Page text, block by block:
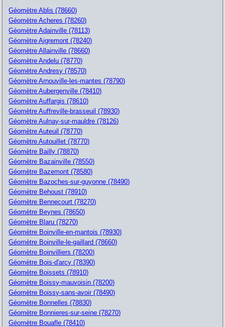
Géomètre Ablis (78660)
Géomètre Acheres (78260)
Géomètre Adainville (78113)
Géomètre Aigremont (78240)
Géomètre Allainville (78660)
Géomètre Andelu (78770)
Géomètre Andresy (78570)
Géomètre Arnouville-les-mantes (78790)
Géomètre Aubergenville (78410)
Géomètre Auffargis (78610)
Géomètre Auffreville-brasseuil (78930)
Géomètre Aulnay-sur-mauldre (78126)
Géomètre Auteuil (78770)
Géomètre Autouillet (78770)
Géomètre Bailly (78870)
Géomètre Bazainville (78550)
Géomètre Bazemont (78580)
Géomètre Bazoches-sur-guyonne (78490)
Géomètre Behoust (78910)
Géomètre Bennecourt (78270)
Géomètre Beynes (78650)
Géomètre Blaru (78270)
Géomètre Boinville-en-mantois (78930)
Géomètre Boinville-le-gaillard (78660)
Géomètre Boinvilliers (78200)
Géomètre Bois-d'arcy (78390)
Géomètre Boissets (78910)
Géomètre Boissy-mauvoisin (78200)
Géomètre Boissy-sans-avoir (78490)
Géomètre Bonnelles (78830)
Géomètre Bonnieres-sur-seine (78270)
Géomètre Bouafle (78410)